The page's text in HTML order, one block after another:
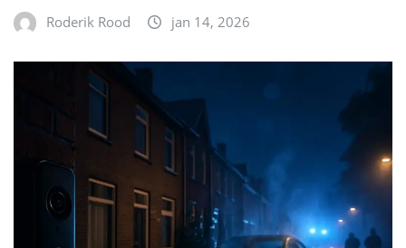
Roderik Rood jan 14, 2026